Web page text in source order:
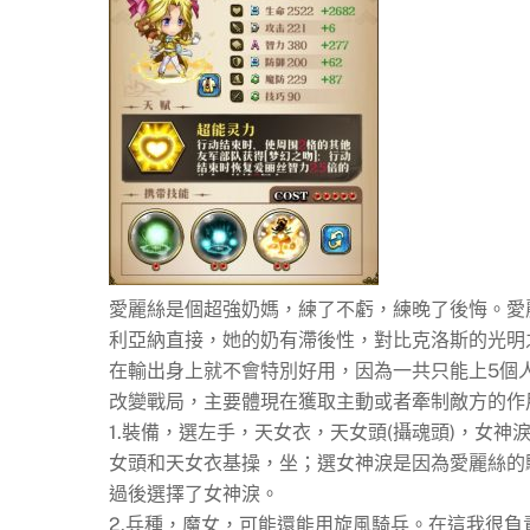
愛麗絲是個超強奶媽，練了不虧，練晚了後悔。
利亞納直接，她的奶有滯後性，對比克洛斯的光
在輸出身上就不會特別好用，因為一共只能上5
改變戰局，主要體現在獲取主動或者牽制敵方的作
1.裝備，選左手，天女衣，天女頭(攝魂頭)，女神
女頭和天女衣基操，坐；選女神淚是因為愛麗絲
過後選擇了女神淚。
2.兵種，魔女，可能還能用旋風騎兵。在這我很